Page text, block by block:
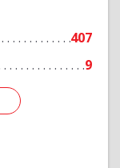
407
9